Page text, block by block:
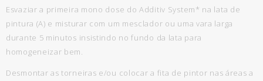
Esvaziar a primeira mono dose do Additiv System* na lata de
pintura (A) e misturar com um mesclador ou uma vara larga
durante 5 minutos insistindo no fundo da lata para
homogeneizar bem.
Desmontar as torneiras e/ou colocar a fita de pintor nas áreas a